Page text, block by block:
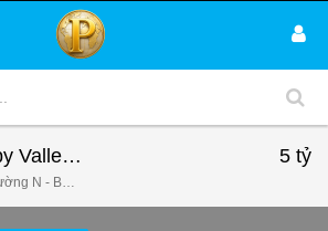
Bán căn hộ Happy Valley, Phú Mỹ Hưng, Quận 7, nội thất đầy đủ, căn góc view sông, đẹp. LH 0902 951 968
Happy Valley Block H, Đường N - Bắc, Tân Phong, Quận 7, Hồ Chí Minh, Việt Nam
5 tỷ